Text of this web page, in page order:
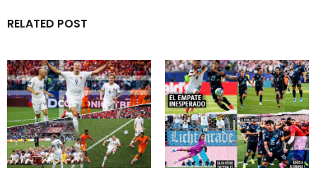
RELATED POST